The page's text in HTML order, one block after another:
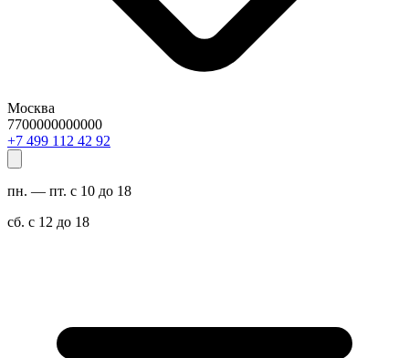
Москва
7700000000000
29 24 211 994 7+
пн. — пт. с 10 до 18
сб. с 12 до 18